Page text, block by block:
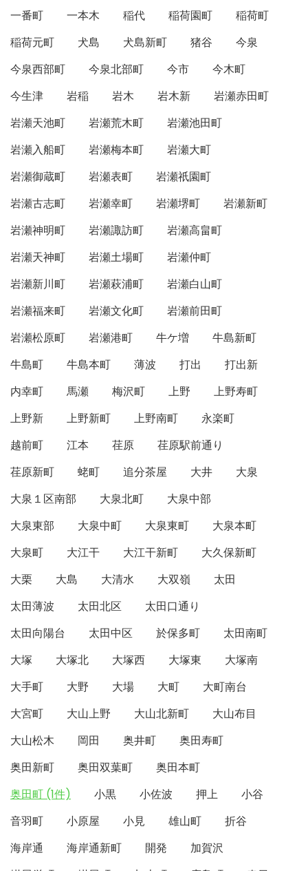
一番町
一本木 稲代 稲荷園町
稲荷町
稲荷元町
犬島 犬島新町 猪谷
今泉
今泉西部町
今泉北部町 今市
今木町
今生津
岩稲 岩木 岩木新
岩瀬赤田町
岩瀬天池町
岩瀬荒木町
岩瀬池田町
岩瀬入船町
岩瀬梅本町
岩瀬大町
岩瀬御蔵町
岩瀬表町
岩瀬祇園町
岩瀬古志町
岩瀬幸町 岩瀬堺町
岩瀬新町
岩瀬神明町
岩瀬諏訪町
岩瀬高畠町
岩瀬天神町
岩瀬土場町
岩瀬仲町
岩瀬新川町
岩瀬萩浦町
岩瀬白山町
岩瀬福来町
岩瀬文化町
岩瀬前田町
岩瀬松原町
岩瀬港町 牛ケ増
牛島新町
牛島町
牛島本町 薄波 打出
打出新
内幸町
馬瀬 梅沢町 上野
上野寿町
上野新
上野新町 上野南町
永楽町
越前町
江本 荏原
荏原駅前通り
荏原新町
蛯町 追分茶屋 大井
大泉
大泉１区南部
大泉北町
大泉中部
大泉東部
大泉中町 大泉東町
大泉本町
大泉町
大江干 大江干新町
大久保新町
大栗
大島 大清水 大双嶺
太田
太田薄波
太田北区
太田口通り
太田向陽台
太田中区 於保多町
太田南町
大塚
大塚北 大塚西 大塚東
大塚南
大手町
大野 大場 大町
大町南台
大宮町
大山上野 大山北新町
大山布目
大山松木
岡田 奥井町
奥田寿町
奥田新町
奥田双葉町
奥田本町
奥田町 (1件)
小黒 小佐波 押上
小谷
音羽町
小原屋 小見 雄山町
折谷
海岸通
海岸通新町 開発
加賀沢